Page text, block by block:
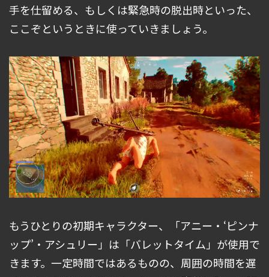
手を仕留める、もしくは緊急時の脱出時といった、
ここぞというときに使っていきましょう。
もうひとりの初期キャラクター、「アニー・‘ピンナ
ップ’・アシュリー」は「バレットタイム」が使用で
きます。一定時間ではあるものの、周囲の時間を遅